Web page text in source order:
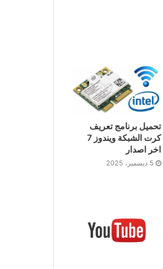
تحميل برنامج تعريف
كرت الشبكة ويندوز 7
اخر اصدار
5 ديسمبر، 2025